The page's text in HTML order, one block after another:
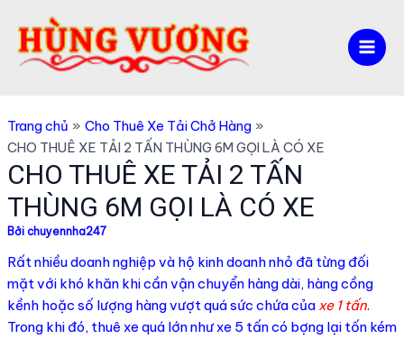
Main
Trang chủ
Cho Thuê Xe Tải Chở Hàng
CHO THUÊ XE TẢI 2 TẤN THÙNG 6M GỌI LÀ CÓ XE
CHO THUÊ XE TẢI 2 TẤN
THÙNG 6M GỌI LÀ CÓ XE
Bởi chuyennha247
Rất nhiều doanh nghiệp và hộ kinh doanh nhỏ đã từng đối
mặt với khó khăn khi cần vận chuyển hàng dài, hàng cồng
kềnh hoặc số lượng hàng vượt quá sức chứa của xe 1 tấn.
Trong khi đó, thuê xe quá lớn như xe 5 tấn có bợng lại tốn kém